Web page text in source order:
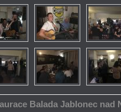
Balada Jablonec nad